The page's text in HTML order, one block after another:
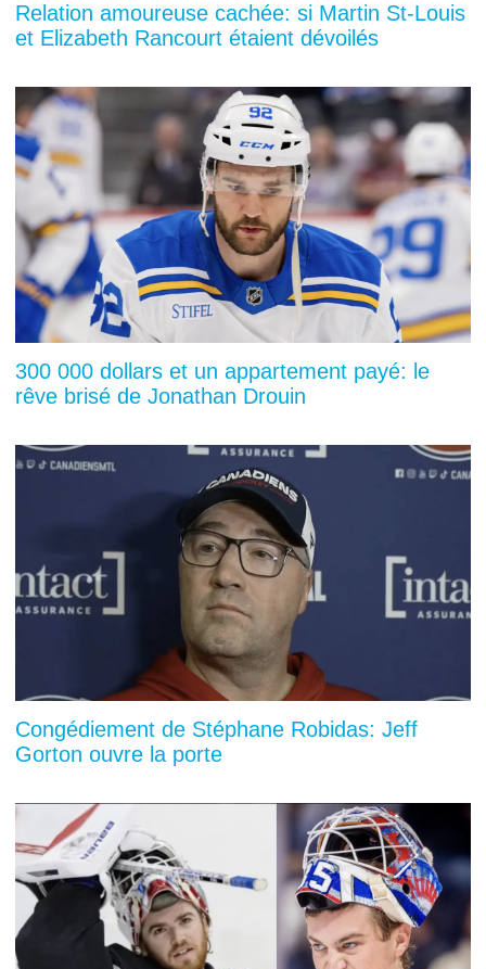
Relation amoureuse cachée: si Martin St-Louis
et Elizabeth Rancourt étaient dévoilés
300 000 dollars et un appartement payé: le
rêve brisé de Jonathan Drouin
Congédiement de Stéphane Robidas: Jeff
Gorton ouvre la porte